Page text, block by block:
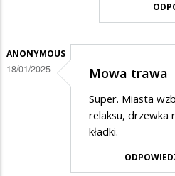
ANONYMOUS
18/01/2025 Mowa trawa
Super. Miasta
relaksu, drzewka
kładki.